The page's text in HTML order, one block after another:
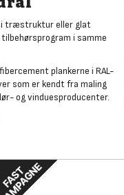
i træstruktur eller glat
i samme
plankerne i RAL-
som er kendt fra maling
og vinduesproducenter.